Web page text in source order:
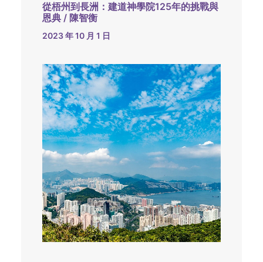
從梧州到長洲：建道神學院125年的挑戰與
恩典 / 陳智衡
2023 年 10 月 1 日